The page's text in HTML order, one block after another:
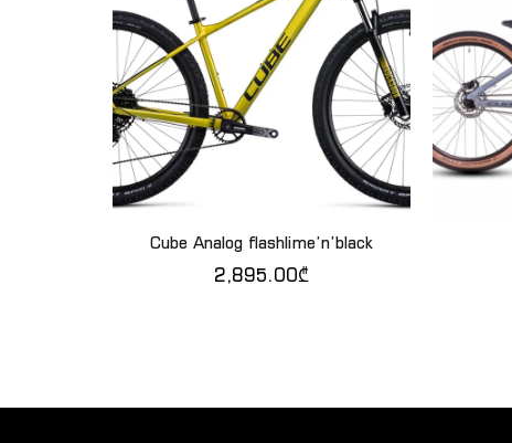
QUICK SHOP
Cube Analog flashlime’n’black
2,895.00₾